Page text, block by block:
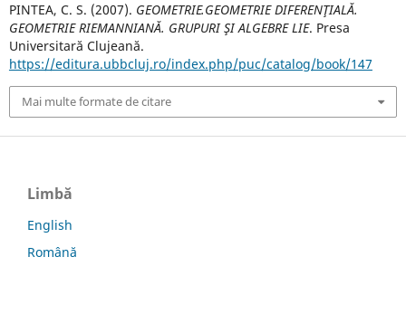
PINTEA, C. S. (2007). GEOMETRIE.GEOMETRIE DIFERENŢIALĂ.
GEOMETRIE RIEMANNIANĂ. GRUPURI ŞI ALGEBRE LIE. Presa
Universitară Clujeană.
https://editura.ubbcluj.ro/index.php/puc/catalog/book/147
Mai multe formate de citare
Limbă
English
Română